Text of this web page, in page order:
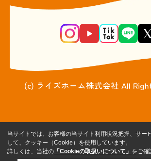
(c) ライズホーム株式会社 All
当サイトでは、お客様の当サイト利用状況把握、サー
して、クッキー（Cookie）を使用しています。
詳しくは、当社の 「Cookieの取扱いについて」 をご確